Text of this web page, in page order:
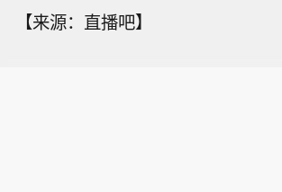
【来源：直播吧】